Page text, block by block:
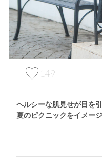
149
ヘルシーな肌見せが目を
夏のピクニックをイメー